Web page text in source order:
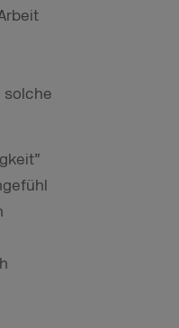
solche